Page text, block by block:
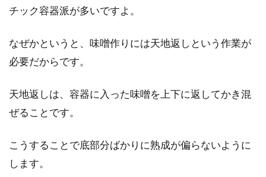
チック容器派が多いですよ。
なぜかというと、味噌作りには天地返しという作業が
必要だからです。
天地返しは、容器に入った味噌を上下に返してかき混
ぜることです。
こうすることで底部分ばかりに熟成が偏らないように
します。